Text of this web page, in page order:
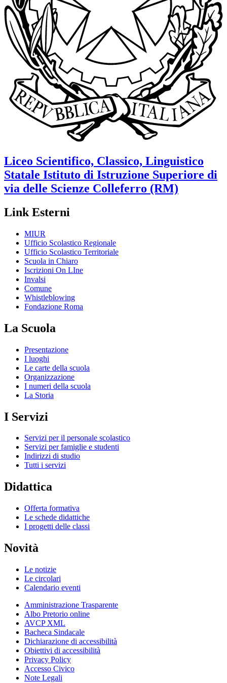
Liceo Scientifico, Classico, Linguistico
Statale Istituto di Istruzione Superiore di
via delle Scienze Colleferro (RM)
Link Esterni
MIUR
Ufficio Scolastico Regionale
Ufficio Scolastico Territoriale
Scuola in Chiaro
Iscrizioni On LIne
Invalsi
Comune
Whistleblowing
Fondazione Roma
La Scuola
Presentazione
I luoghi
Le carte della scuola
Organizzazione
I numeri della scuola
La Storia
I Servizi
Servizi per il personale scolastico
Servizi per famiglie e studenti
Indirizzi di studio
Tutti i servizi
Didattica
Offerta formativa
Le schede didattiche
I progetti delle classi
Novità
Le notizie
Le circolari
Calendario eventi
Amministrazione Trasparente
Albo Pretorio online
AVCP XML
Bacheca Sindacale
Dichiarazione di accessibilità
Obiettivi di accessibilità
Privacy Policy
Accesso Civico
Note Legali